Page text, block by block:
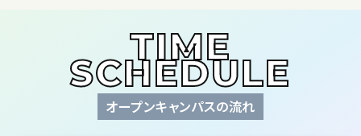
TIME
SCHEDULE
オープンキャンパスの流れ